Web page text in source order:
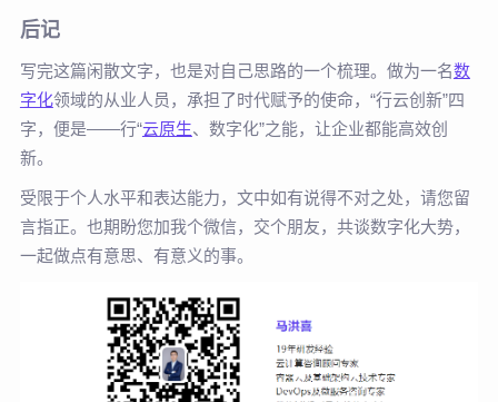
后记
写完这篇闲散文字，也是对自己思路的一个梳理。做为一名数
字化领域的从业人员，承担了时代赋予的使命，“行云创新”四
字，便是——行“云原生、数字化”之能，让企业都能高效创
新。
受限于个人水平和表达能力，文中如有说得不对之处，请您留
言指正。也期盼您加我个微信，交个朋友，共谈数字化大势，
一起做点有意思、有意义的事。